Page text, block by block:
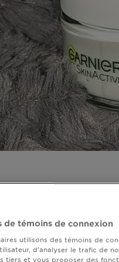
de témoins de connexion
utilisons des témoins de
d’analyser le trafic de
tiers et vous proposer des